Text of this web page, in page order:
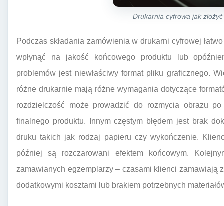
Drukarnia cyfrowa jak
Podczas składania zamówienia w drukarni cyfrowej
wpłynąć na jakość końcowego produktu lub
problemów jest niewłaściwy format pliku graficznego.
różne drukarnie mają różne wymagania dotyczące
rozdzielczość może prowadzić do rozmycia obrazu
finalnego produktu. Innym częstym błędem jest brak
druku takich jak rodzaj papieru czy wykończenie.
później są rozczarowani efektem końcowym.
zamawianych egzemplarzy – czasami klienci zamawiają
dodatkowymi kosztami lub brakiem potrzebnych